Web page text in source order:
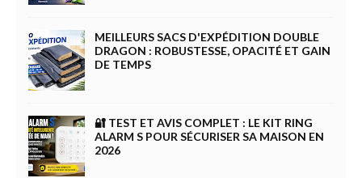
MEILLEURS SACS D'EXPÉDITION DOUBLE
DRAGON : ROBUSTESSE, OPACITÉ ET GAIN
DE TEMPS
🔐 TEST ET AVIS COMPLET : LE KIT RING
ALARM S POUR SÉCURISER SA MAISON EN
2026